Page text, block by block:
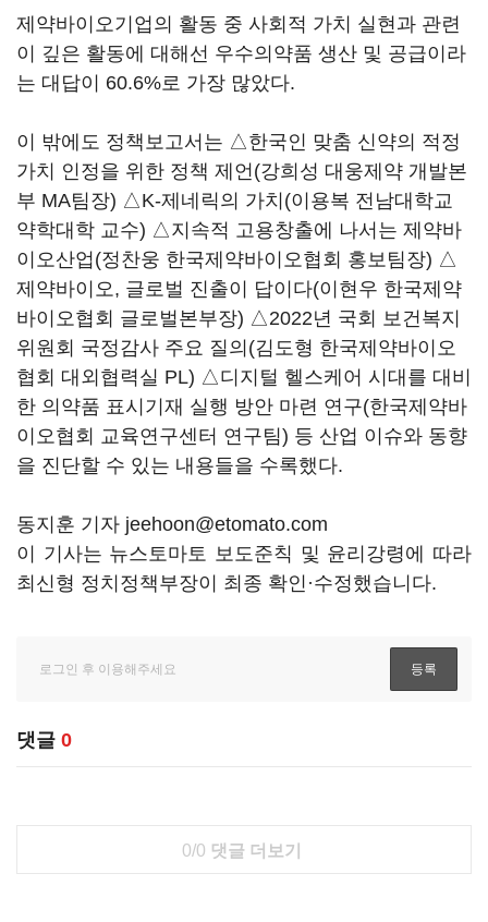
제약바이오기업의 활동 중 사회적 가치 실현과 관련
이 깊은 활동에 대해선 우수의약품 생산 및 공급이라
는 대답이 60.6%로 가장 많았다.
이 밖에도 정책보고서는 △한국인 맞춤 신약의 적정
가치 인정을 위한 정책 제언(강희성 대웅제약 개발본
부 MA팀장) △K-제네릭의 가치(이용복 전남대학교
약학대학 교수) △지속적 고용창출에 나서는 제약바
이오산업(정찬웅 한국제약바이오협회 홍보팀장) △
제약바이오, 글로벌 진출이 답이다(이현우 한국제약
바이오협회 글로벌본부장) △2022년 국회 보건복지
위원회 국정감사 주요 질의(김도형 한국제약바이오
협회 대외협력실 PL) △디지털 헬스케어 시대를 대비
한 의약품 표시기재 실행 방안 마련 연구(한국제약바
이오협회 교육연구센터 연구팀) 등 산업 이슈와 동향
을 진단할 수 있는 내용들을 수록했다.
동지훈 기자 jeehoon@etomato.com
이 기사는 뉴스토마토 보도준칙 및 윤리강령에 따라
최신형 정치정책부장이 최종 확인·수정했습니다.
댓글 0
0/0 댓글 더보기